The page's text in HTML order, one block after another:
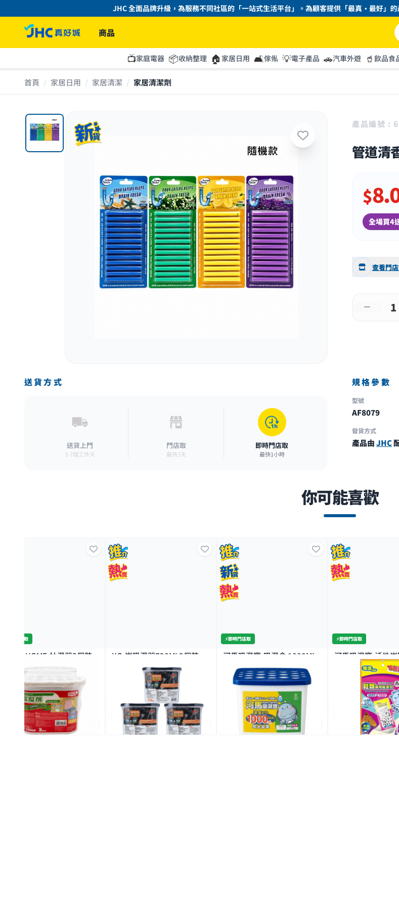
JHC 全面品牌升級，為服務不同社區的「一站式生活平台」。為顧客提供「最真・最好」的產品
商品
📺家庭電器 📦收納整理 🏠 家居日用 🛋️傢俬 💡電子產品 🚗汽車外遊 🥤 飲品食
首頁 / 家居日用 / 家居清潔 / 家居清潔劑
產品編號 :
管道清
$
全場買4
查看門
送貨方式
送貨上門
3-7個工作天
門店取
最快3天
即時門店取
最快1小時
規格參數
型號
AF8079
發貨方式
產品由JHC
你可能喜歡
⚡️即時門店取
JAPAN HOME-抽濕器3個裝
$17.9 $19.9
全場買4送1(共選5件商品)
KO-炭吸濕器720ML3個裝
$21.9
特價
全場買4送1(共選5件商品)
⚡️即時門店取
河馬吸濕寶-吸濕盒 1000ML
500+
$10.9
3件價 $26/3
全場買4送1(共選5件商品)
⚡️即時門店取
河馬吸濕寶-活性
吸濕包6包
$19.9
2件價 $28/2
全場買4送1(共選5件商